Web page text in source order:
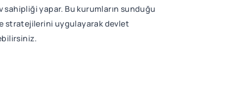
yapar. Bu kurumların sunduğu
stratejilerini uygulayarak devlet